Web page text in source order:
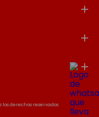
los derechos reservados